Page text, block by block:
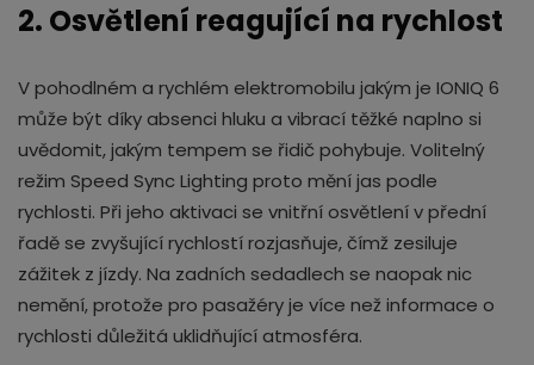
2. Osvětlení reagující na rychlost
V pohodlném a rychlém elektromobilu jakým je IONIQ 6
může být díky absenci hluku a vibrací těžké naplno si
uvědomit, jakým tempem se řidič pohybuje. Volitelný
režim Speed Sync Lighting proto mění jas podle
rychlosti. Při jeho aktivaci se vnitřní osvětlení v přední
řadě se zvyšující rychlostí rozjasňuje, čímž zesiluje
zážitek z jízdy. Na zadních sedadlech se naopak nic
nemění, protože pro pasažéry je více než informace o
rychlosti důležitá uklidňující atmosféra.